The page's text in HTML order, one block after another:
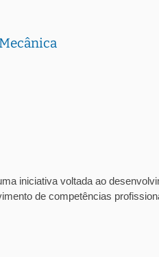
iniciativa voltada ao
de competências